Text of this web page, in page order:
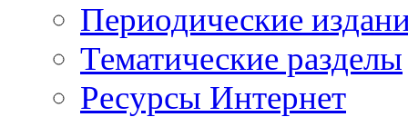
Периодические
Тематические разделы
Ресурсы Интернет